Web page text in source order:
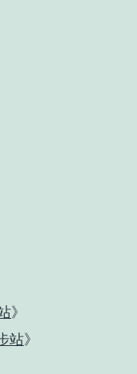
》
站》